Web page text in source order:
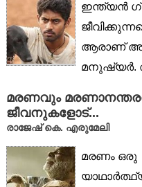
ഇന്ത്യൻ
ആരാണ്
മനുഷ്യർ.
മരണവും
ജീവനുകളോട്...
രാജേഷ് കെ. എരുമേലി
മരണം ഒരു